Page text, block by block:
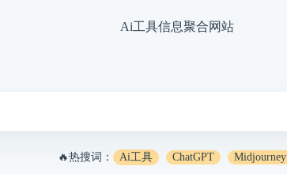
Ai工具信息聚合网站
🔥热搜词： Ai工具 ChatGPT Midjourney